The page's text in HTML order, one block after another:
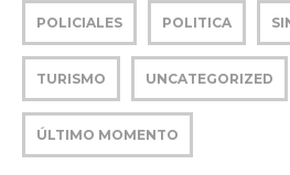
POLICIALES POLITICA
TURISMO UNCATEGORIZED
ÚLTIMO MOMENTO